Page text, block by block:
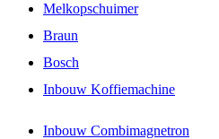
Melkopschuimer
Braun
Bosch
Inbouw Koffiemachine
Inbouw Combimagnetron